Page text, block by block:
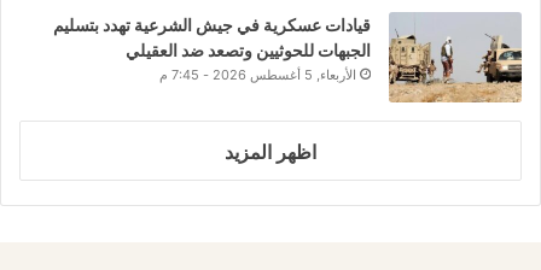
قيادات عسكرية في جيش الشرعية تهدد بتسليم
الجبهات للحوثيين وتصعد ضد العقيلي
الأربعاء, 5 أغسطس 2026 - 7:45 م
اظهر المزيد